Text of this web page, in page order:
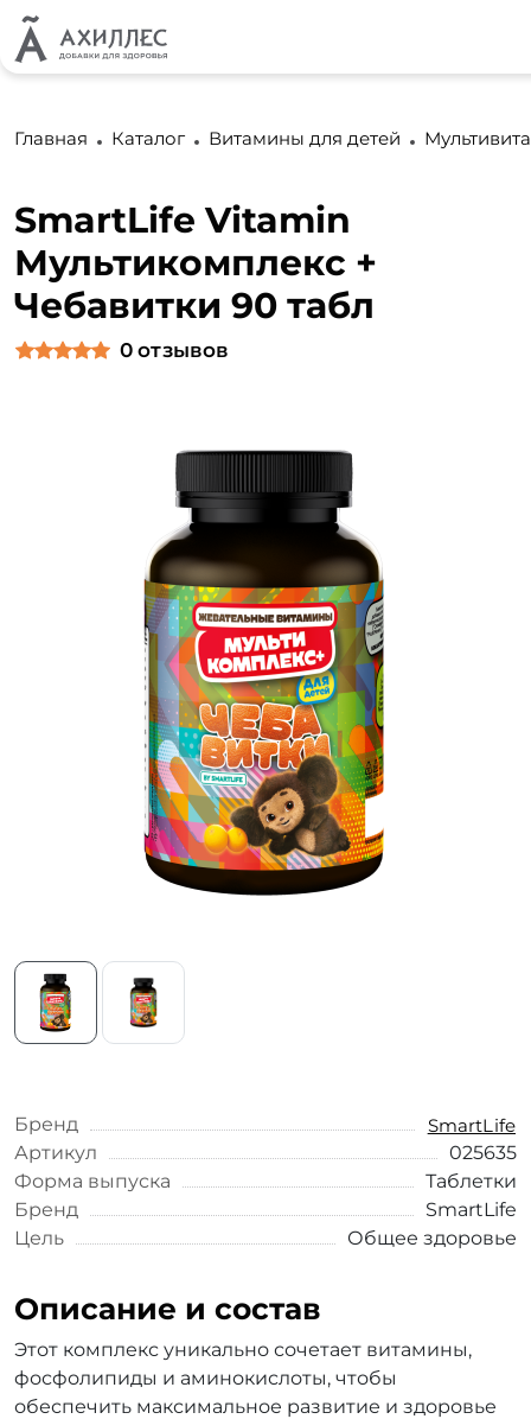
Главная Каталог Витамины для детей
SmartLife Vitamin
Мультикомплекс +
Чебавитки 90 табл
0 отзывов
Бренд
SmartLife
Артикул
025635
Форма выпуска
Таблетки
Бренд
SmartLife
Цель
Общее здоровье
Описание и состав
Этот комплекс уникально сочетает витамины,
фосфолипиды и аминокислоты, чтобы
обеспечить максимальное развитие и здоровье